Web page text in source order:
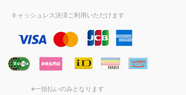
キャッシュレス決済ご利用いただけます
※一括払いのみとなります